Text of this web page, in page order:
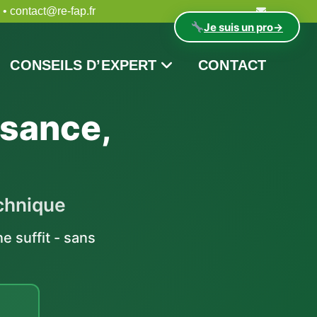
contact@re-fap.fr
CONSEILS D’EXPERT CONTACT
suffit - sans
Je suis un pro→